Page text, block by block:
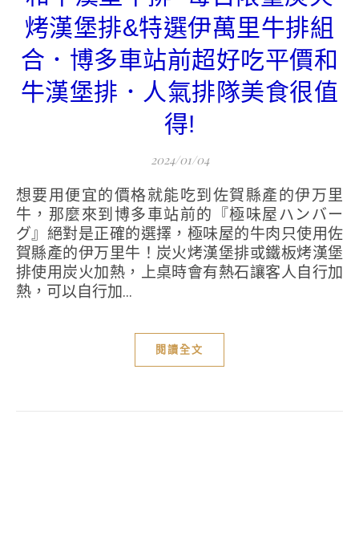
烤漢堡排&特選伊萬里牛排組
合．博多車站前超好吃平價和
牛漢堡排．人氣排隊美食很值
得!
2024/01/04
想要用便宜的價格就能吃到佐賀縣產的伊万里
牛，那麼來到博多車站前的『極味屋ハンバー
グ』絕對是正確的選擇，極味屋的牛肉只使用佐
賀縣產的伊万里牛！炭火烤漢堡排或鐵板烤漢堡
排使用炭火加熱，上桌時會有熱石讓客人自行加
熱，可以自行加...
閱讀全文